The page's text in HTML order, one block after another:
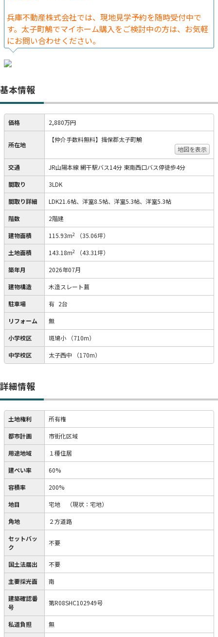
兵庫不動産株式会社では、現地見学予約を随時受付中で
す。太子町鵤でマイホーム購入をご検討中の方は、お気軽
にお問い合わせください。
基本情報
価格 2,880万円
所在地
【仲介手数料無料】揖保郡太子町鵤
地図を表示
交通 JR山陽本線 網干駅バス14分 東南西口バス停徒歩4分
間取り 3LDK
間取り詳細 LDK21.6帖、洋室8.5帖、洋室5.3帖、洋室5.3帖
階数 2階建
建物面積 115.93m2 （35.06坪）
土地面積 143.18m2 （43.31坪）
築年月 2026年07月
建物構造 木造スレート葺
駐車場 有 2台
リフォーム 無
小学校区 斑鳩小 （710m）
中学校区 太子西中 （170m）
詳細情報
土地権利 所有権
都市計画 市街化区域
用途地域 １種住居
建ぺい率 60%
容積率 200%
地目 宅地 （現状：宅地）
角地 ２方道路
セットバッ
ク
不要
国土法届出 不要
主要採光面 南
建築確認番
号
第R08SHC102949号
私道負担 無